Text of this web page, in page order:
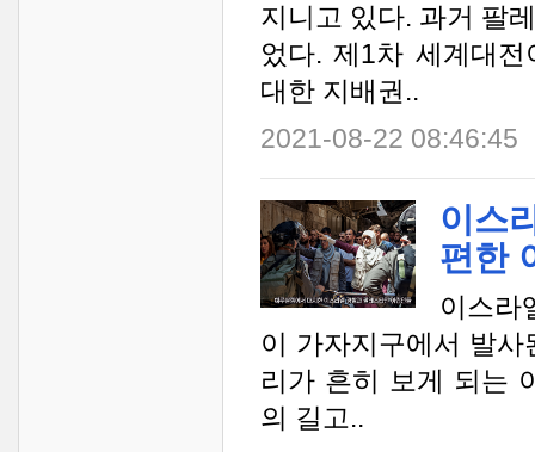
지니고 있다. 과거 팔
었다. 제1차 세계대
대한 지배권..
2021-08-22 08:46:45
이스
편한
이스라
이 가자지구에서 발
리가 흔히 보게 되는
의 길고..